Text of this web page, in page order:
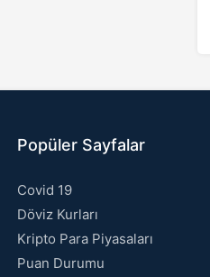
Popüler Sayfalar
Covid 19
Döviz Kurları
Kripto Para Piyasaları
Puan Durumu